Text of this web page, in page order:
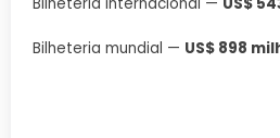
Bilheteria internacional — US$
Bilheteria mundial — US$ 898